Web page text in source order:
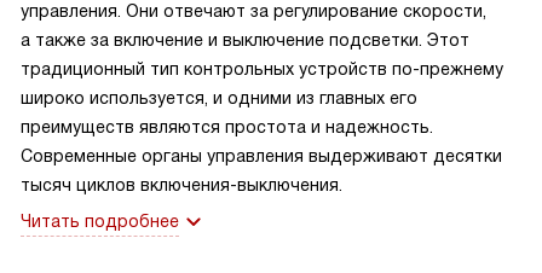
управления. Они отвечают за регулирование скорости,
а также за включение и выключение подсветки. Этот
традиционный тип контрольных устройств по-прежнему
широко используется, и одними из главных его
преимуществ являются простота и надежность.
Современные органы управления выдерживают десятки
тысяч циклов включения-выключения.
Читать подробнее